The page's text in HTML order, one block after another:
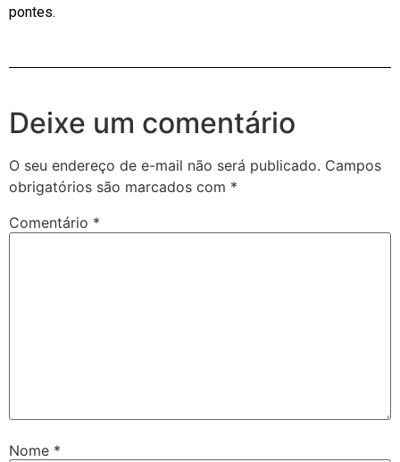
pontes.
Deixe um comentário
O seu endereço de e-mail não será publicado. Campos
obrigatórios são marcados com *
Comentário *
Nome *